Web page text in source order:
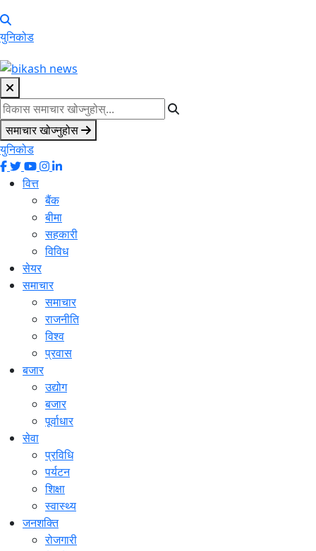
युनिकोड
समाचार खोज्नुहोस
युनिकोड
वित्त
बैंक
बीमा
सहकारी
विविध
सेयर
समाचार
समाचार
राजनीति
विश्व
प्रवास
बजार
उद्योग
बजार
पूर्वाधार
सेवा
प्रविधि
पर्यटन
शिक्षा
स्वास्थ्य
जनशक्ति
रोजगारी